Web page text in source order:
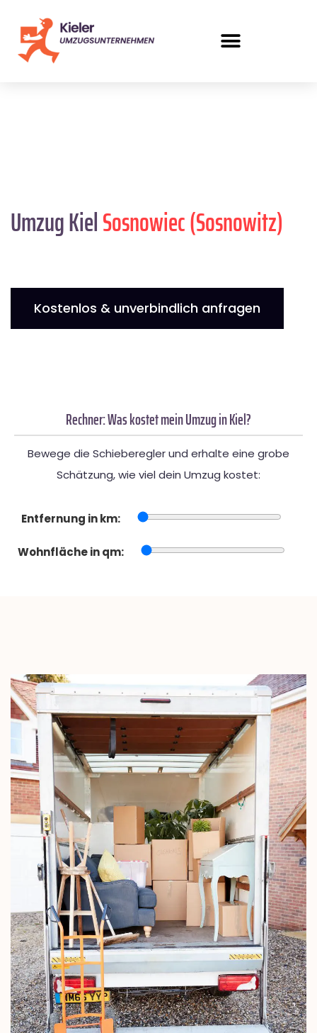
Umzug KielSosnowiec (Sosnowitz)
Kostenlos & unverbindlich anfragen
Rechner: Was kostet mein Umzug in Kiel?
Bewege die Schieberegler und erhalte eine grobe
Schätzung, wie viel dein Umzug kostet:
Entfernung in km:
Wohnfläche in qm: